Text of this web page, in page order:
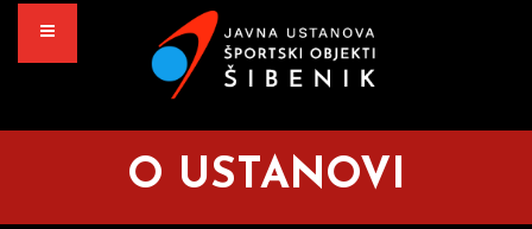
O USTANOVI